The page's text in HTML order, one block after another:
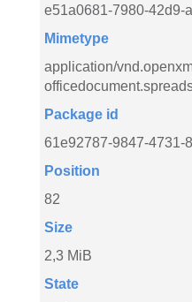
e51a0681-7980-42d9-
Mimetype
application/
Package id
61e92787-9847-4731-
Position
82
Size
2,3 MiB
State